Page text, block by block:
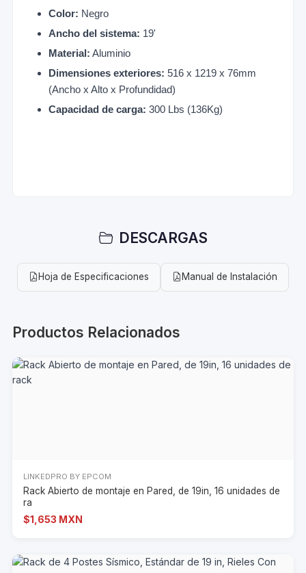
Color: Negro
Ancho del sistema: 19'
Material: Aluminio
Dimensiones exteriores: 516 x 1219 x 76mm
(Ancho x Alto x Profundidad)
Capacidad de carga: 300 Lbs (136Kg)
DESCARGAS
Hoja de Especificaciones Manual de Instalación
Productos Relacionados
LINKEDPRO BY EPCOM
Rack Abierto de montaje en Pared, de 19in, 16 unidades de
ra
$1,653 MXN